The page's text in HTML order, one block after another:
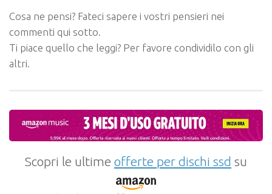
Cosa ne pensi? Fateci sapere i vostri pensieri nei
commenti qui sotto.
Ti piace quello che leggi? Per favore condividilo con gli
altri.
Scopri le ultime offerte per dischi ssd su